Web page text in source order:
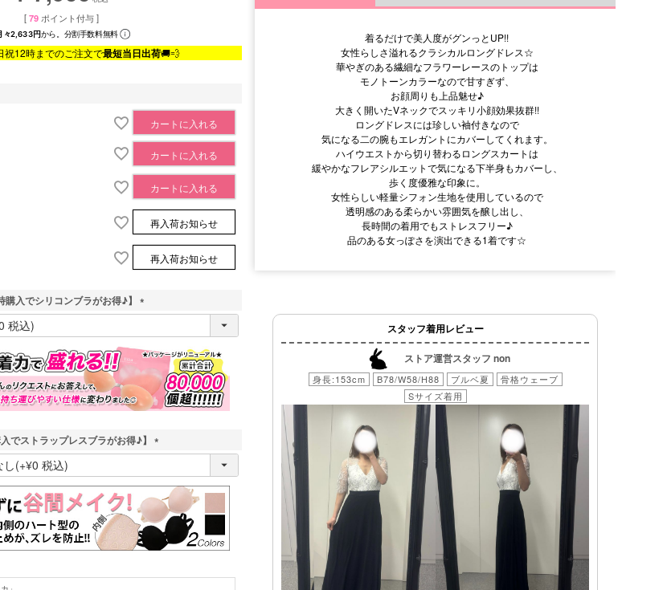
[79 ポイント付与 ]
々2,633円から。分割手数料無料
祝12時までのご注文で最短当日出荷🚚💨
カートに入れる
カートに入れる
カートに入れる
再入荷お知らせ
再入荷お知らせ
購入でシリコンブラがお得♪】
(
必
須
)
入でストラップレスブラがお得♪】
(
必
須
)
着るだけで美人度がグンっとUP!!
女性らしさ溢れるクラシカルロングドレス☆
華やぎのある繊細なフラワーレースのトップは
モノトーンカラーなので甘すぎず、
お顔周りも上品魅せ♪
大きく開いたVネックでスッキリ小顔効果抜群!!
ロングドレスには珍しい袖付きなので
気になる二の腕もエレガントにカバーしてくれます。
ハイウエストから切り替わるロングスカートは
緩やかなフレアシルエットで気になる下半身もカバーし、
歩く度優雅な印象に。
女性らしい軽量シフォン生地を使用しているので
透明感のある柔らかい雰囲気を醸し出し、
長時間の着用でもストレスフリー♪
品のある女っぽさを演出できる1着です☆
スタッフ着用レビュー
ストア運営スタッフ non
身長:153cm B78/W58/H88 ブルベ夏
骨格ウェーブ
Sサイズ着用